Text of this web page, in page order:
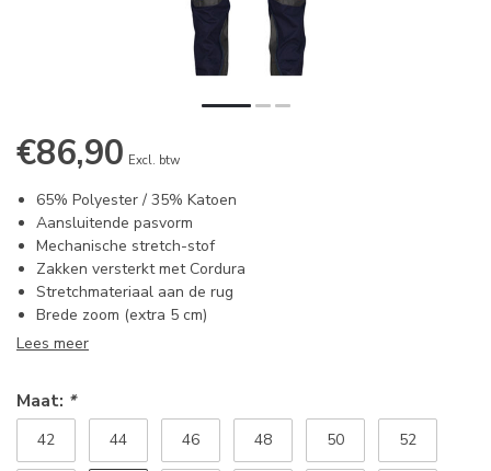
€86,90 Excl. btw
65% Polyester / 35% Katoen
Aansluitende pasvorm
Mechanische stretch-stof
Zakken versterkt met Cordura
Stretchmateriaal aan de rug
Brede zoom (extra 5 cm)
Lees meer
Maat: *
42 44 46 48 50 52